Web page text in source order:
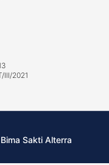
III/2021
Sakti Alterra